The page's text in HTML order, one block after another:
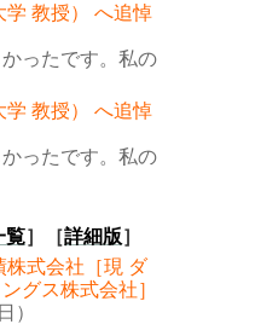
学 教授） へ追悼
かったです。私の
学 教授） へ追悼
かったです。私の
覧］［詳細版］
株式会社［現 ダ
グス株式会社］
）